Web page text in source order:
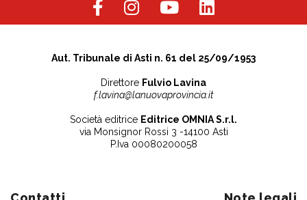
Aut. Tribunale di Asti n. 61 del 25/09/1953
Direttore Fulvio Lavina
f.lavina@lanuovaprovincia.it
Società editrice Editrice OMNIA S.r.l.
via Monsignor Rossi 3 -14100 Asti
P.Iva 00080200058